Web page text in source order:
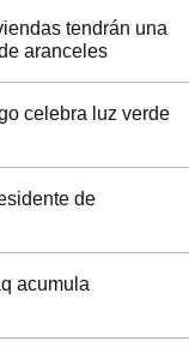
tendrán una
aranceles
celebra luz verde
de
acumula